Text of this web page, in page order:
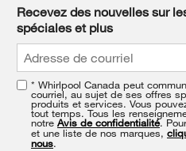
find
end
Recevez des nouvelles sur
spéciales et plus
* Whirlpool Canada peut
courriel, au sujet de ses offres
produits et services. Vous
tout temps. Tous les
notre Avis de confidentialité.
et une liste de nos marques,
nous.